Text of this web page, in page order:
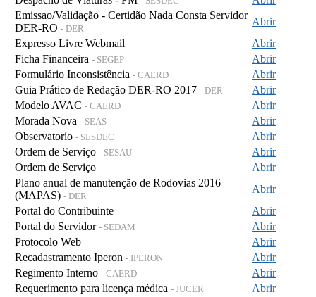
Emissao/Validação - Certidão Nada Consta Servidor
DER-RO - DER
Abrir
Expresso Livre Webmail
Abrir
Ficha Financeira - SEGEP
Abrir
Formulário Inconsistência - CAERD
Abrir
Guia Prático de Redação DER-RO 2017 - DER
Abrir
Modelo AVAC - CAERD
Abrir
Morada Nova - SEAS
Abrir
Observatorio - SESDEC
Abrir
Ordem de Serviço - SESAU
Abrir
Ordem de Serviço
Abrir
Plano anual de manutenção de Rodovias 2016
(MAPAS) - DER
Abrir
Portal do Contribuinte
Abrir
Portal do Servidor - SEDAM
Abrir
Protocolo Web
Abrir
Recadastramento Iperon - IPERON
Abrir
Regimento Interno - CAERD
Abrir
Requerimento para licença médica - JUCER
Abrir